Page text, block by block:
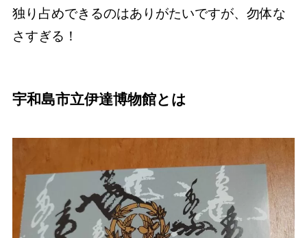
独り占めできるのはありがたいですが、勿体な
さすぎる！
宇和島市立伊達博物館とは